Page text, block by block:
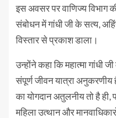
इस अवसर पर वाणिज्य विभाग
संबोधन में गांधी जी के सत्य,
विस्तार से प्रकाश डाला।
उन्होंने कहा कि महात्मा गांधी
संपूर्ण जीवन यात्रा अनुकरणीय
का योगदान अतुलनीय तो है ही,
महिला उत्थान और